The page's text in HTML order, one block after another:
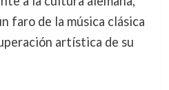
faro de la música clásica
artística de su